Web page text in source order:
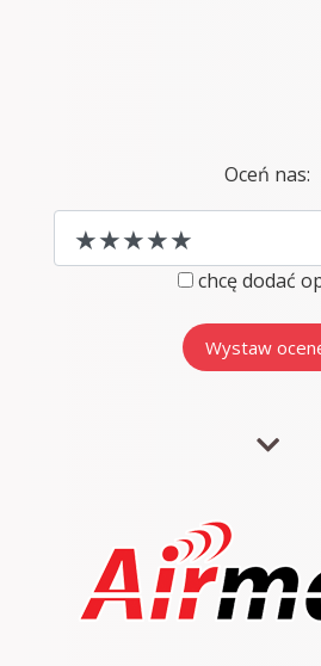
Oceń nas:
chcę dodać